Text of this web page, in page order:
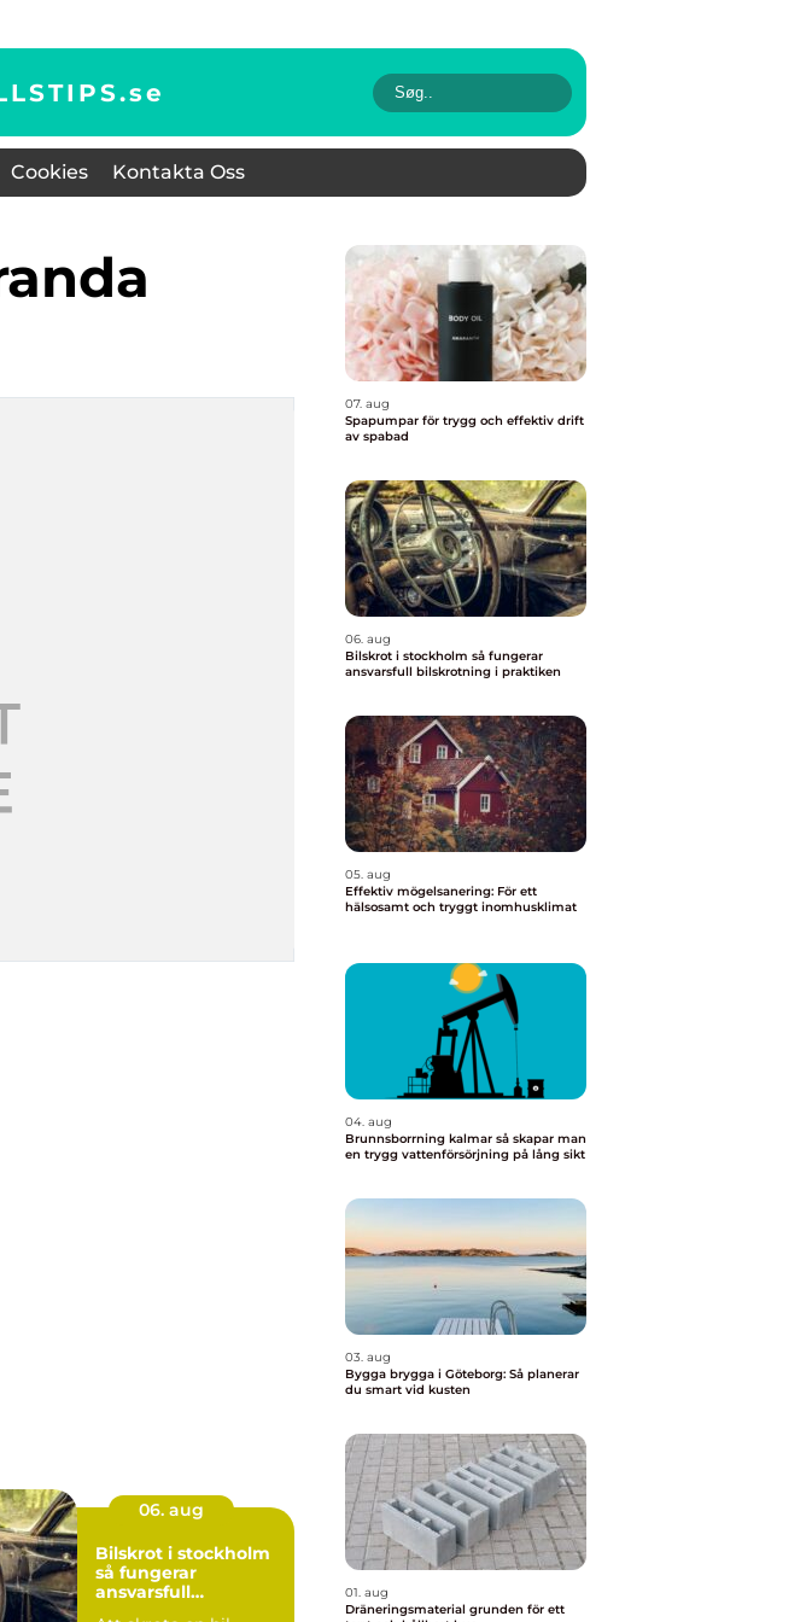
se
Cookies Kontakta Oss
06. aug
Bilskrot i stockholm
så fungerar
ansvarsfull
07. aug
Spapumpar för trygg och effektiv drift
av spabad
06. aug
Bilskrot i stockholm så fungerar
ansvarsfull bilskrotning i praktiken
05. aug
Effektiv mögelsanering: För ett
hälsosamt och tryggt inomhusklimat
04. aug
Brunnsborrning kalmar så skapar man
en trygg vattenförsörjning på lång sikt
03. aug
Bygga brygga i Göteborg: Så planerar
du smart vid kusten
01. aug
Dräneringsmaterial grunden för ett